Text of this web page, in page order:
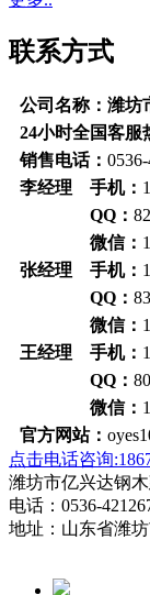
联系方式
公司名称：潍坊
24小时全国客服
销售电话：
李经理 手机：
QQ：
微信：
张经理 手机：
QQ：
微信：
王经理 手机：
QQ：
微信：
官方网站：
点击电话咨询
潍坊市亿兴达钢
电话：0536-
地址：山东省潍